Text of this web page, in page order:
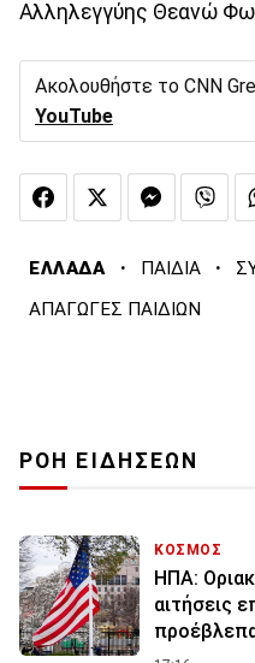
Αλληλεγγύης Θεανώ
Ακολουθήστε το CNN
YouTube
ΕΛΛΑΔΑ · ΠΑΙΔΙΑ ·
ΑΠΑΓΩΓΕΣ ΠΑΙΔΙΩΝ
ΡΟΗ ΕΙΔΗΣΕΩΝ
ΚΟΣΜΟΣ
ΗΠΑ:
αιτήσεις